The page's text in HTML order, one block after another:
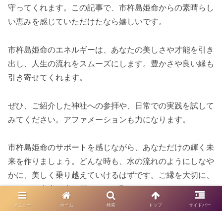
守ってくれます。この記事で、市杵島姫命からの素晴らし
い恵みを感じていただけたなら嬉しいです。
市杵島姫命のエネルギーは、あなたの美しさや才能を引き
出し、人生の流れをスムーズにします。豊かさや良い縁も
引き寄せてくれます。
ぜひ、ご紹介した神社への参拝や、日常での実践を試して
みてください。アファメーションも力になります。
市杵島姫命のサポートを感じながら、あなただけの輝く未
来を作りましょう。どんな時も、水の流れのようにしなや
かに、美しく乗り越えていけるはずです。ご縁を大切に、
あなたの人生が光り輝くことを願っています！
メニュー ホーム 検索 トップ サイドバー